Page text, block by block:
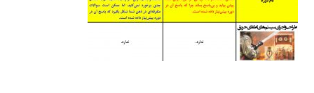
دعوت برای پروژه، تدریس و سخنرانی